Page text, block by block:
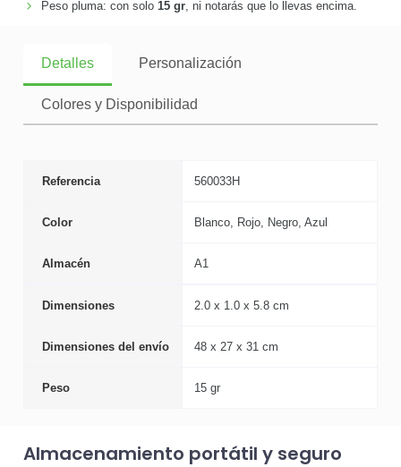
Peso pluma: con solo 15 gr, ni notarás que lo llevas encima.
Detalles Personalización
Colores y Disponibilidad
Referencia 560033H
Color Blanco, Rojo, Negro, Azul
Almacén A1
Dimensiones 2.0 x 1.0 x 5.8 cm
Dimensiones del envío 48 x 27 x 31 cm
Peso 15 gr
Almacenamiento portátil y seguro